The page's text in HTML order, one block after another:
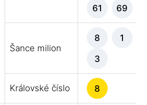
61 69
Šance milion
8 1
3
Královské číslo 8